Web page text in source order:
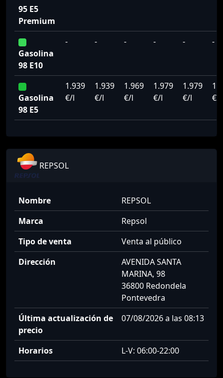
95 E5
Premium
Gasolina
98 E10
- - - - - -
Gasolina
98 E5
1.939
€/l
1.939
€/l
1.969
€/l
1.979
€/l
1.979
€/l
€/l
REPSOL
Nombre
REPSOL
Marca
Repsol
Tipo de venta
Venta al público
Dirección
AVENIDA SANTA
MARINA, 98
36800 Redondela
Pontevedra
Última actualización de
precio
07/08/2026 a las 08:13
Horarios L-V: 06:00-22:00